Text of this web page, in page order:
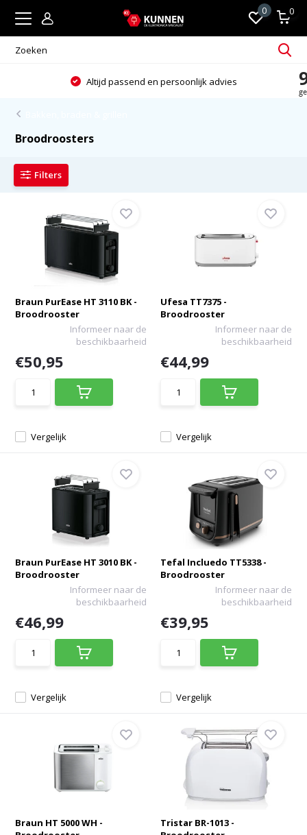
0 0
Altijd passend en persoonlijk advies
Broodroosters
Filters
Braun PurEase HT 3110 BK -
Broodrooster
Vergelijk
Informeer naar de
beschikbaarheid
€50,95
Ufesa TT7375 -
Broodrooster
Vergelijk
Informeer naar de
beschikbaarheid
€44,99
Braun PurEase HT 3010 BK -
Broodrooster
Vergelijk
Informeer naar de
beschikbaarheid
€46,99
Tefal Incluedo TT5338 -
Broodrooster
Vergelijk
Informeer naar de
beschikbaarheid
€39,95
Braun HT 5000 WH -
Tristar BR-1013 -